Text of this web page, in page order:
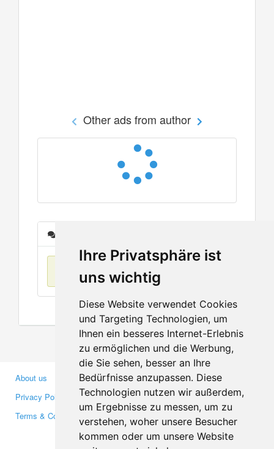
Ihre Privatsphäre ist
uns wichtig
Diese Website verwendet Cookies
und Targeting Technologien, um
Ihnen ein besseres Internet-Erlebnis
zu ermöglichen und die Werbung,
die Sie sehen, besser an Ihre
Bedürfnisse anzupassen. Diese
Technologien nutzen wir außerdem,
um Ergebnisse zu messen, um zu
verstehen, woher unsere Besucher
kommen oder um unsere Website
Other ads from author
No items found
About us
Privacy Policy
Terms & Conditions
Business Partners
Investors
Media